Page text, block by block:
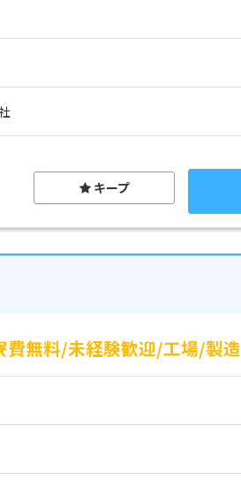
キープ
無料/未経験歓迎/工場/製造